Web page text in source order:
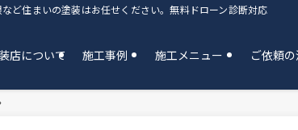
ど住まいの塗装はお任せください。無料ドローン診断対応
店について 施工事例 施工メニュー ご依頼